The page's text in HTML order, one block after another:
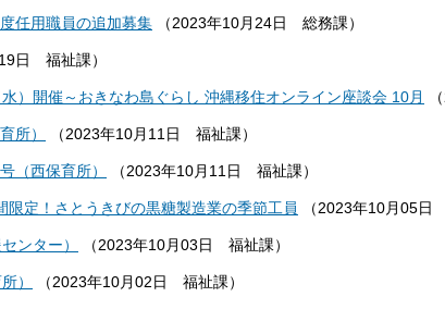
任用職員の追加募集 （ 2023年10月24日 総務課 ）
日 福祉課 ）
）開催～おきなわ島ぐらし 沖縄移住オンライン座談会 10月 （
所） （ 2023年10月11日 福祉課 ）
（西保育所） （ 2023年10月11日 福祉課 ）
限定！さとうきびの黒糖製造業の季節工員 （ 2023年10月05日
ンター） （ 2023年10月03日 福祉課 ）
） （ 2023年10月02日 福祉課 ）